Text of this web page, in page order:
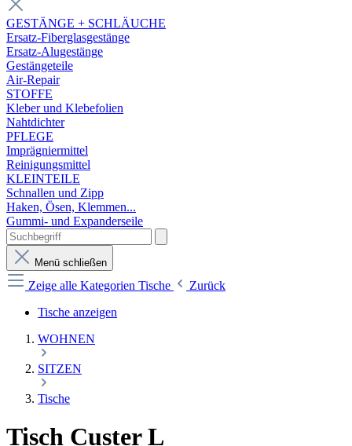
GESTÄNGE + SCHLÄUCHE
Ersatz-Fiberglasgestänge
Ersatz-Alugestänge
Gestängeteile
Air-Repair
STOFFE
Kleber und Klebefolien
Nahtdichter
PFLEGE
Imprägniermittel
Reinigungsmittel
KLEINTEILE
Schnallen und Zipp
Haken, Ösen, Klemmen...
Gummi- und Expanderseile
Menü schließen
Zeige alle Kategorien Tische
Zurück
Tische anzeigen
WOHNEN
SITZEN
Tische
Tisch Custer L